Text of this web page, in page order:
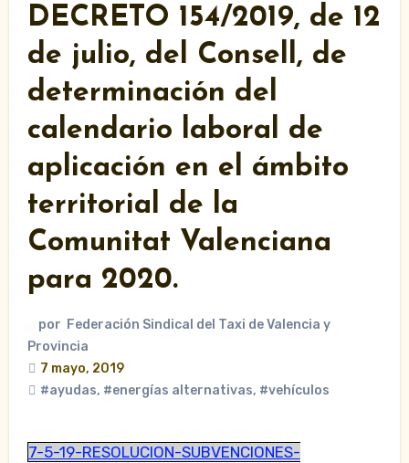
DECRETO 154/2019, de 12
de julio, del Consell, de
determinación del
calendario laboral de
aplicación en el ámbito
territorial de la
Comunitat Valenciana
para 2020.
por Federación Sindical del Taxi de Valencia y
Provincia
7 mayo, 2019
#ayudas, #energías alternativas, #vehículos
7-5-19-RESOLUCION-SUBVENCIONES-